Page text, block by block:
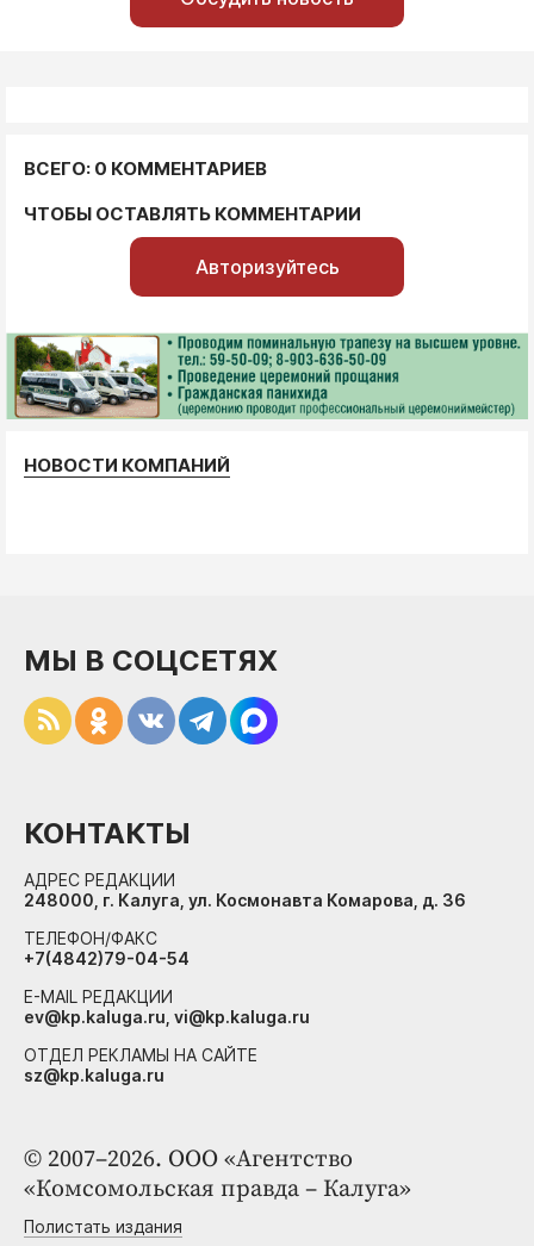
ВСЕГО: 0 КОММЕНТАРИЕВ
ЧТОБЫ ОСТАВЛЯТЬ КОММЕНТАРИИ
Авторизуйтесь
НОВОСТИ КОМПАНИЙ
© 2007–2026. ООО «Агентство
«Комсомольская правда – Калуга»
Полистать издания
МЫ В СОЦСЕТЯХ
КОНТАКТЫ
АДРЕС РЕДАКЦИИ
248000, г. Калуга, ул. Космонавта Комарова, д. 36
ТЕЛЕФОН/ФАКС
+7(4842)79-04-54
E-MAIL РЕДАКЦИИ
ev@kp.kaluga.ru, vi@kp.kaluga.ru
ОТДЕЛ РЕКЛАМЫ НА САЙТЕ
sz@kp.kaluga.ru